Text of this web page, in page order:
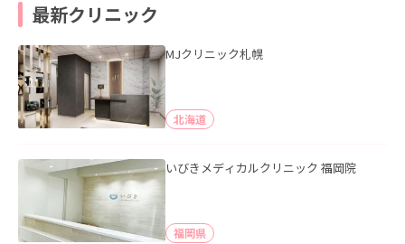
最新クリニック
MJクリニック札幌
北海道
いびきメディカルクリニック 福岡院
福岡県